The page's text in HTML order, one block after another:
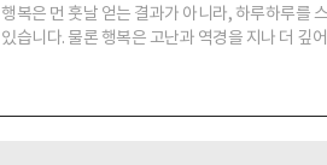
행복은 먼 훗날 얻는 결과가 아니라, 하루하루를
있습니다. 물론 행복은 고난과 역경을 지나 더 깊